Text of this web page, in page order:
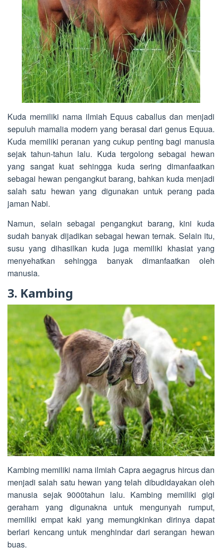
Kuda memiliki nama ilmiah Equus caballus dan menjadi
sepuluh mamalia modern yang berasal dari genus Equua.
Kuda memiliki peranan yang cukup penting bagi manusia
sejak tahun-tahun lalu. Kuda tergolong sebagai hewan
yang sangat kuat sehingga kuda sering dimanfaatkan
sebagai hewan pengangkut barang, bahkan kuda menjadi
salah satu hewan yang digunakan untuk perang pada
jaman Nabi.
Namun, selain sebagai pengangkut barang, kini kuda
sudah banyak dijadikan sebagai hewan ternak. Selain itu,
susu yang dihasilkan kuda juga memiliki khasiat yang
menyehatkan sehingga banyak dimanfaatkan oleh
manusia.
3. Kambing
Kambing memiliki nama ilmiah Capra aegagrus hircus dan
menjadi salah satu hewan yang telah dibudidayakan oleh
manusia sejak 9000tahun lalu. Kambing memiliki gigi
geraham yang digunakna untuk mengunyah rumput,
memiliki empat kaki yang memungkinkan dirinya dapat
berlari kencang untuk menghindar dari serangan hewan
buas.